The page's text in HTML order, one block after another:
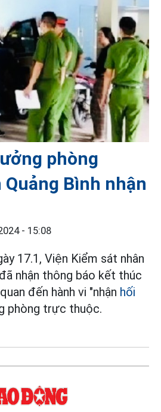
phòng
Quảng Bình nhận
- 15:08
17.1, Viện Kiểm sát nhân
nhận thông báo kết thúc
đến hành vi "nhận hối
phòng trực thuộc.